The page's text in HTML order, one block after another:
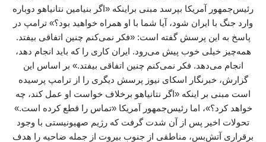
رئیس‌جمهور آمریکا بپرسد مبنی براینکه «اگر بنیامین نتانیاهو دوباره
وارد جنگ با ایران شود، آیا شما با او همراه خواهید بود؟» ترامپ در
پاسخ به این پرسش گفته است: «فکر نمی‌کنم چنین اتفاقی بیفتد.
همه‌چیز خیلی خوب پیش می‌رود. ایران کاری را که باید انجام دهد،
انجام می‌دهد. فکر نمی‌کنم چنین اتفاقی بیفتد.» بر اساس این
گزارش، خبرنگار اسکای نیوز پرسش دیگری را از ترامپ پرسیده
است مبنی بر اینکه «اگر نتانیاهو برخلاف خواست او عمل کند، چه
خواهد کرد؟»، اما رئیس‌جمهور آمریکا «تماس را قطع کرده است.»
تحولات اخیر پس از آن شدت گرفت که رژیم صهیونیستی با وجود
برقراری آتش‌بس، مناطقی از جنوب بیروت از جمله ضاحیه را هدف